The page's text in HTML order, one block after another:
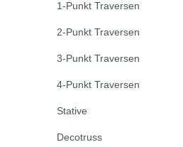
CD-Player
Frequenzweiche
Teleskop Traversen-
Vorhangsystem
Safety & Fangseile
Bühnenpodeste
Schutzhüllen für Boxen
1-Punkt Traversen
2-Punkt Traversen
3-Punkt Traversen
4-Punkt Traversen
Stative
Decotruss